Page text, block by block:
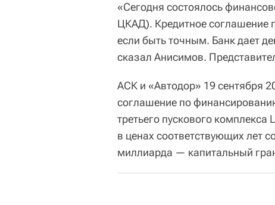
«Сегодня состоялось
ЦКАД). Кредитное соглашение
если быть точным. Банк дает
сказал Анисимов.
АСК и «Автодор» 19 сентября
соглашение по
третьего пускового
в ценах соответствующих лет
миллиарда — капитальный